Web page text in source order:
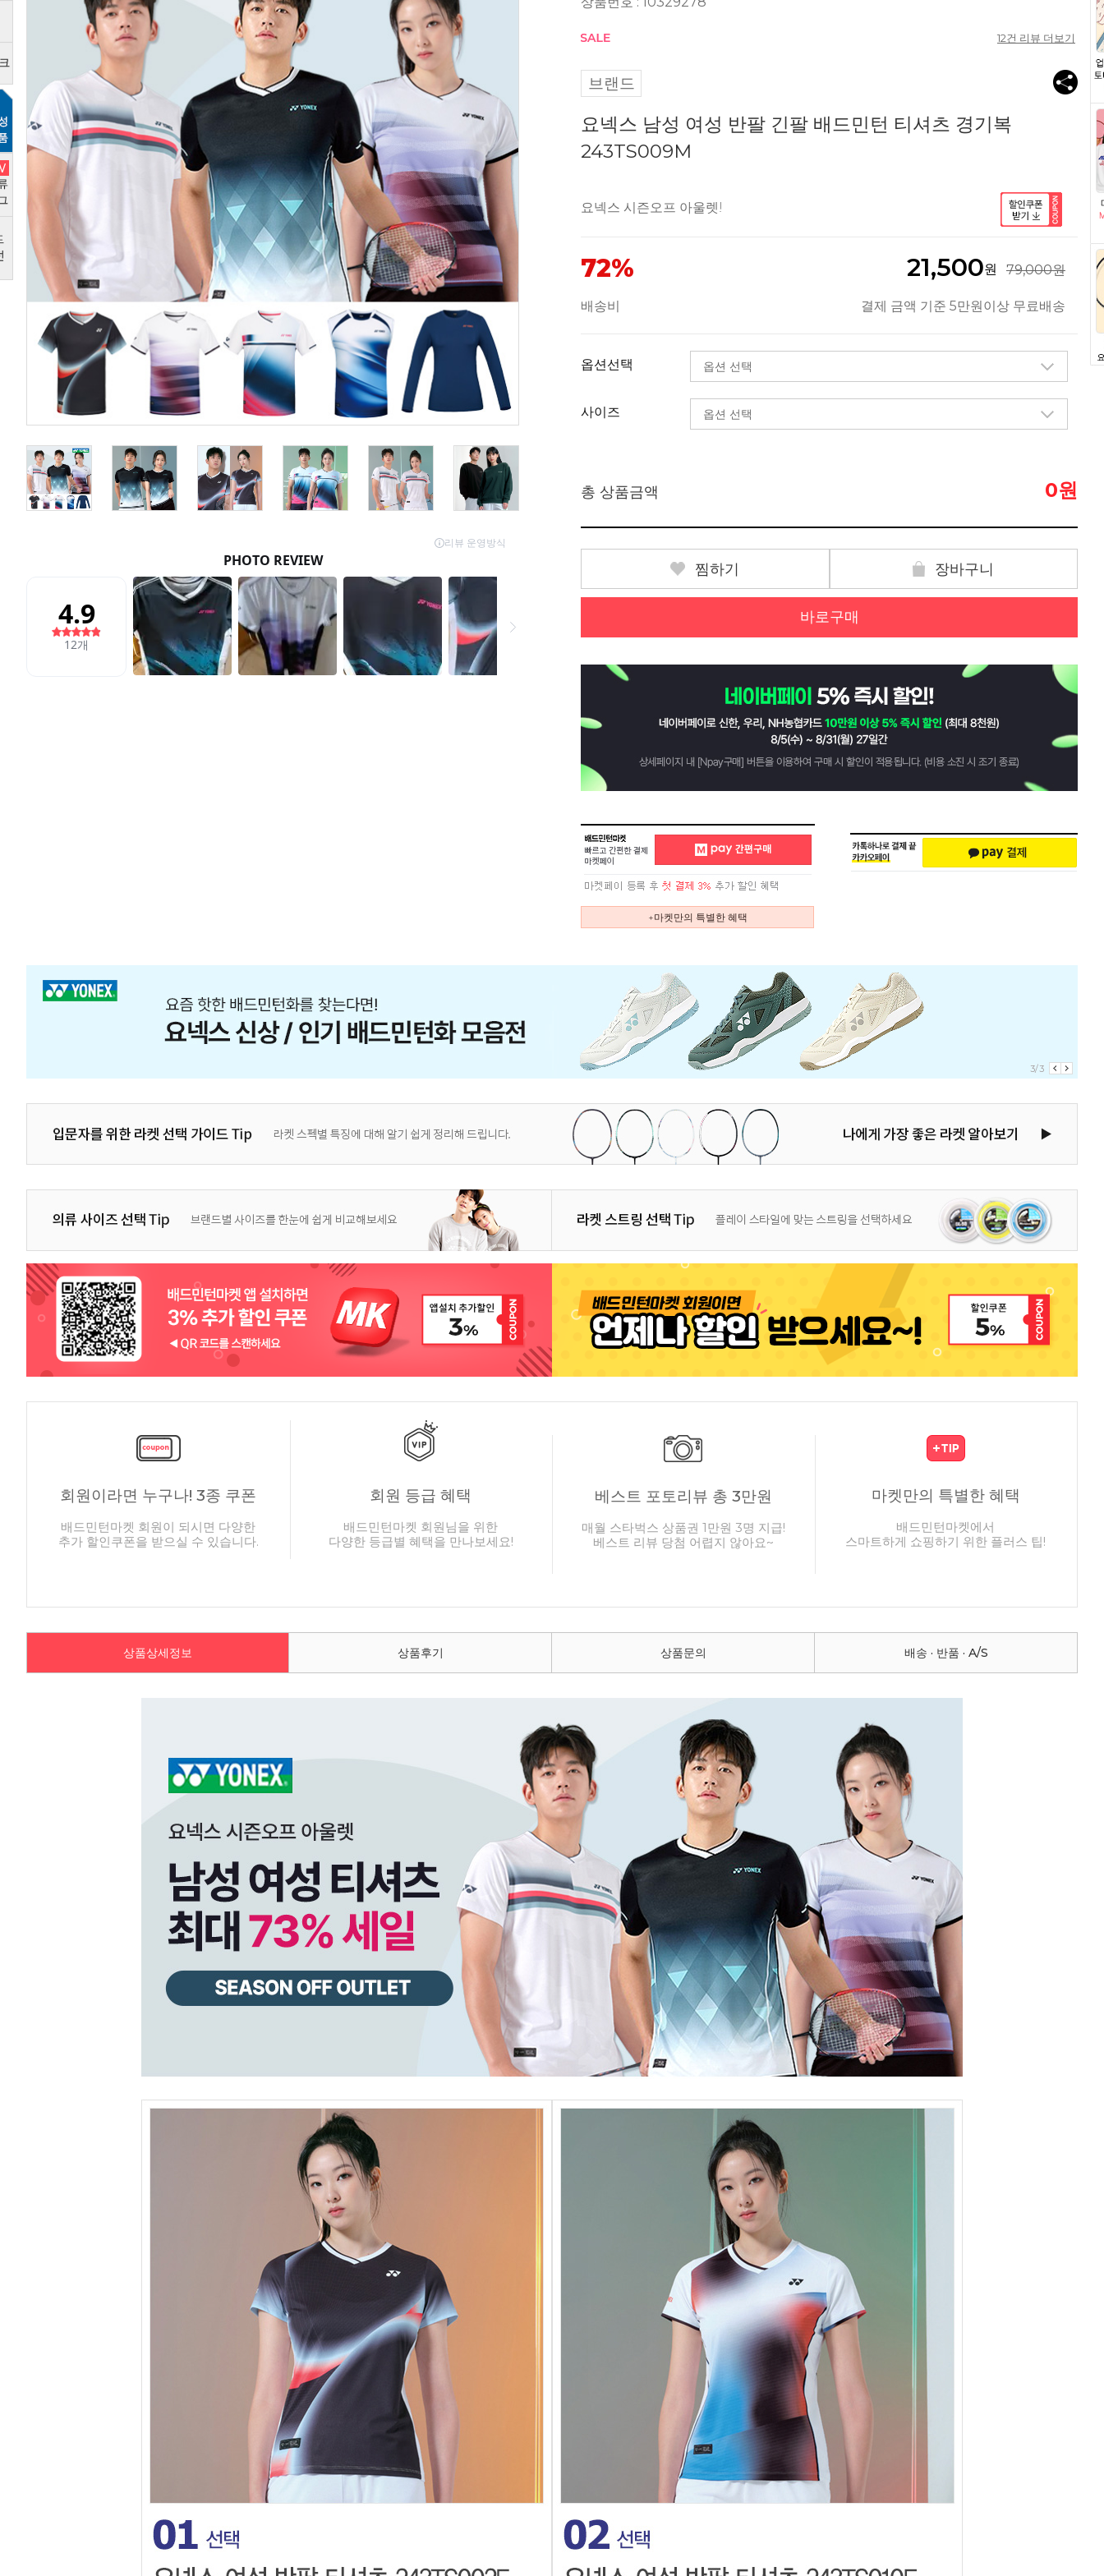
12건 리뷰 더보기
브랜드
요넥스 남성 여성 반팔 긴팔 배드민턴 티셔츠 경기복
243TS009M
요넥스 시즌오프 아울렛!
72% 21,500원 79,000원
배송비 결제 금액 기준 5만원이상 무료배송
옵션선택
사이즈
총 상품금액 0원
찜하기 장바구니
바로구매
+마켓만의 특별한 혜택
3/3
회원이라면 누구나! 3종 쿠폰
배드민턴마켓 회원이 되시면 다양한
추가 할인쿠폰을 받으실 수 있습니다.
회원 등급 혜택
배드민턴마켓 회원님을 위한
다양한 등급별 혜택을 만나보세요!
베스트 포토리뷰 총 3만원
매월 스타벅스 상품권 1만원 3명 지급!
베스트 리뷰 당첨 어렵지 않아요~
마켓만의 특별한 혜택
배드민턴마켓에서
스마트하게 쇼핑하기 위한 플러스 팁!
상품상세정보 상품후기 상품문의 배송 · 반품 · A/S